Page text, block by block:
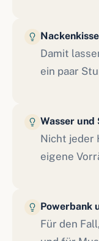
Damit
ein paar
Wasser und
Nicht jeder
eigene
Powerbank
Für den